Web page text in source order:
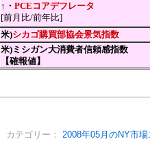
↑・ PCEコアデフレータ
[前月比/前年比]
米)シカゴ購買部協会景気指数
米)ミシガン大消費者信頼感指数
【確報値】
カテゴリー： 2008年05月のNY市